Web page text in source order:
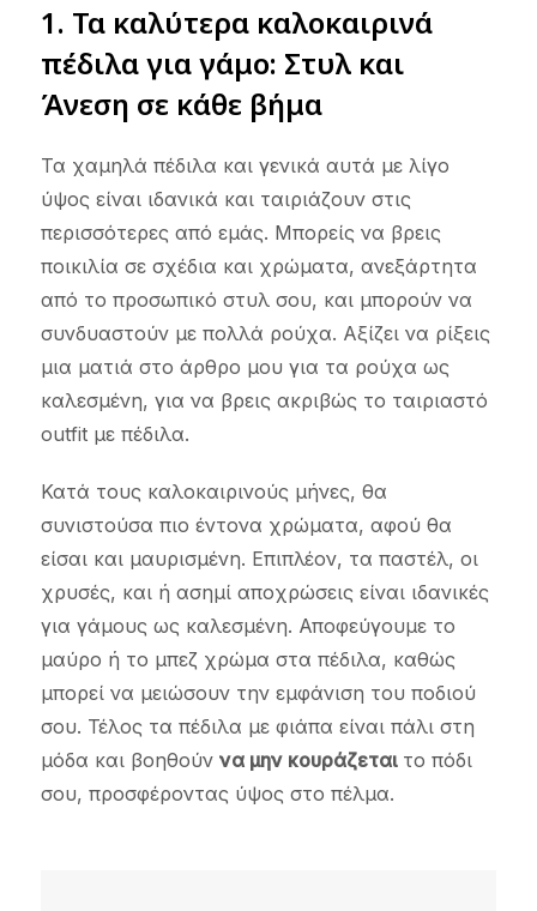
1. Τα καλύτερα καλοκαιρινά
πέδιλα για γάμο: Στυλ και
Άνεση σε κάθε βήμα
Τα χαμηλά πέδιλα και γενικά αυτά με λίγο
ύψος είναι ιδανικά και ταιριάζουν στις
περισσότερες από εμάς. Μπορείς να βρεις
ποικιλία σε σχέδια και χρώματα, ανεξάρτητα
από το προσωπικό στυλ σου, και μπορούν να
συνδυαστούν με πολλά ρούχα. Αξίζει να ρίξεις
μια ματιά στο άρθρο μου για τα ρούχα ως
καλεσμένη, για να βρεις ακριβώς το ταιριαστό
outfit με πέδιλα.
Κατά τους καλοκαιρινούς μήνες, θα
συνιστούσα πιο έντονα χρώματα, αφού θα
είσαι και μαυρισμένη. Επιπλέον, τα παστέλ, οι
χρυσές, και ή ασημί αποχρώσεις είναι ιδανικές
για γάμους ως καλεσμένη. Αποφεύγουμε το
μαύρο ή το μπεζ χρώμα στα πέδιλα, καθώς
μπορεί να μειώσουν την εμφάνιση του ποδιού
σου. Τέλος τα πέδιλα με φιάπα είναι πάλι στη
μόδα και βοηθούν να μην κουράζεταιτο πόδι
σου, προσφέροντας ύψος στο πέλμα.